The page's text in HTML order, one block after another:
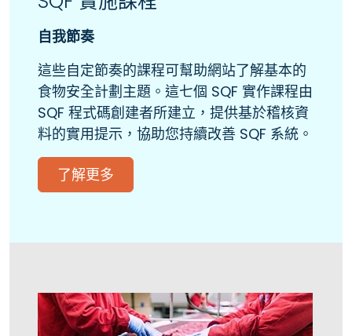
自我節奏
這些自定節奏的課程可幫助網站了解基本的
食物安全計劃主題。這七個 SQF 實作課程由
SQF 程式碼創建者所建立，提供基於稽核資
料的實用提示，協助您持續改善 SQF 系統。
了解更多